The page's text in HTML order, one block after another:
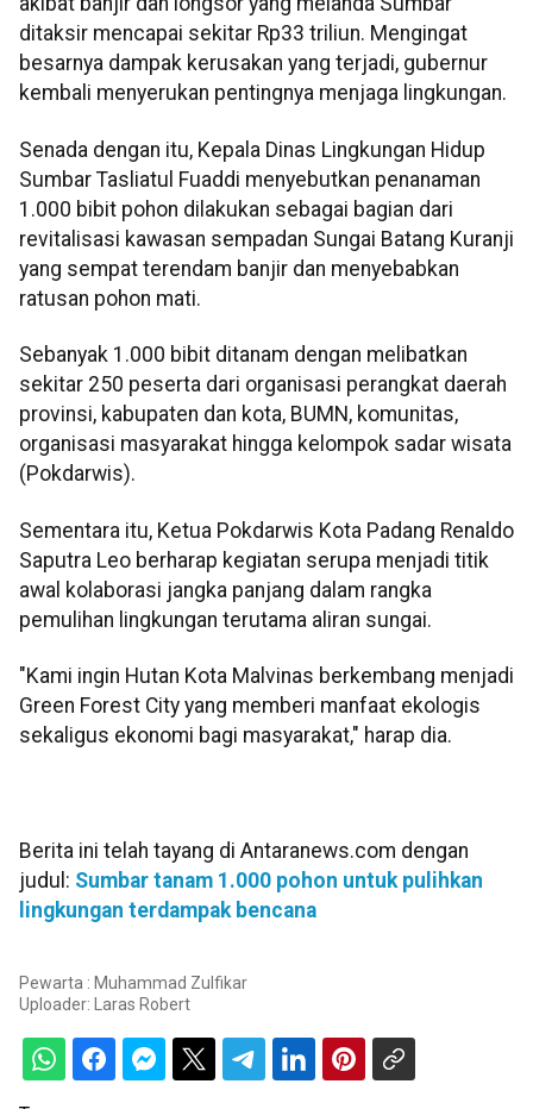
ditaksir mencapai sekitar Rp33 triliun. Mengingat
besarnya dampak kerusakan yang terjadi, gubernur
kembali menyerukan pentingnya menjaga lingkungan.
Senada dengan itu, Kepala Dinas Lingkungan Hidup
Sumbar Tasliatul Fuaddi menyebutkan penanaman
1.000 bibit pohon dilakukan sebagai bagian dari
revitalisasi kawasan sempadan Sungai Batang Kuranji
yang sempat terendam banjir dan menyebabkan
ratusan pohon mati.
Sebanyak 1.000 bibit ditanam dengan melibatkan
sekitar 250 peserta dari organisasi perangkat daerah
provinsi, kabupaten dan kota, BUMN, komunitas,
organisasi masyarakat hingga kelompok sadar wisata
(Pokdarwis).
Sementara itu, Ketua Pokdarwis Kota Padang Renaldo
Saputra Leo berharap kegiatan serupa menjadi titik
awal kolaborasi jangka panjang dalam rangka
pemulihan lingkungan terutama aliran sungai.
"Kami ingin Hutan Kota Malvinas berkembang menjadi
Green Forest City yang memberi manfaat ekologis
sekaligus ekonomi bagi masyarakat," harap dia.
Berita ini telah tayang di Antaranews.com dengan
judul: Sumbar tanam 1.000 pohon untuk pulihkan
lingkungan terdampak bencana
Pewarta : Muhammad Zulfikar
Uploader:
Laras Robert